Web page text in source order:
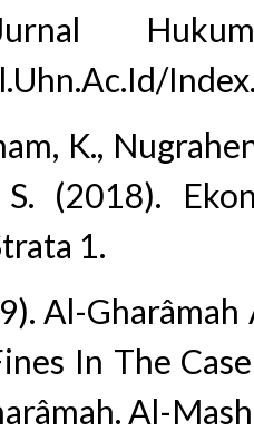
K.,
S. (2018).
1.
Al-
In The
Al-